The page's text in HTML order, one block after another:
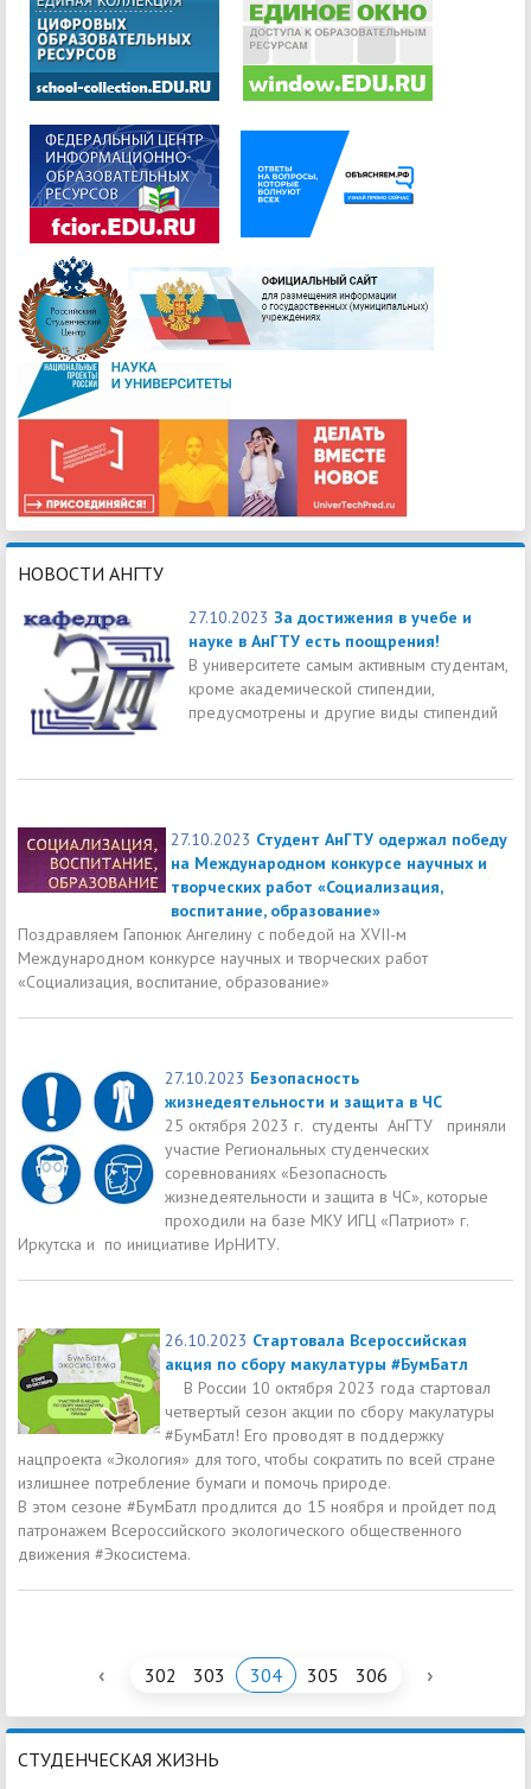
НОВОСТИ АНГТУ
27.10.2023 За достижения в учебе и
науке в АнГТУ есть поощрения!
В университете самым активным студентам,
кроме академической стипендии,
предусмотрены и другие виды стипендий
27.10.2023 Студент АнГТУ одержал победу
на Международном конкурсе научных и
творческих работ «Социализация,
воспитание, образование»
Поздравляем Гапонюк Ангелину с победой на ХVII-м
Международном конкурсе научных и творческих работ
«Социализация, воспитание, образование»
27.10.2023 Безопасность
жизнедеятельности и защита в ЧС
25 октября 2023 г. студенты АнГТУ приняли
участие Региональных студенческих
соревнованиях «Безопасность
жизнедеятельности и защита в ЧС», которые
проходили на базе МКУ ИГЦ «Патриот» г.
Иркутска и по инициативе ИрНИТУ.
26.10.2023 Стартовала Всероссийская
акция по сбору макулатуры #БумБатл
В России 10 октября 2023 года стартовал
четвертый сезон акции по сбору макулатуры
#БумБатл! Его проводят в поддержку
нацпроекта «Экология» для того, чтобы сократить по всей стране
излишнее потребление бумаги и помочь природе.
В этом сезоне #БумБатл продлится до 15 ноября и пройдет под
патронажем Всероссийского экологического общественного
движения #Экосистема.
‹ 302 303 304 305 306 ›
СТУДЕНЧЕСКАЯ ЖИЗНЬ